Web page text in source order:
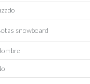
snowboard